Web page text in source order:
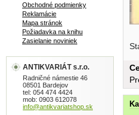
Obchodné podmienky
Reklamácie
Mapa stránok
Požiadavka na knihu
Zasielanie noviniek
ANTIKVARIÁT s.r.o.
Radničné námestie 46
08501 Bardejov
tel: 054 474 4424
mob: 0903 612078
info@antikvariatshop.sk